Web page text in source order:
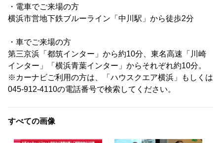
・電車でご来場の方
横浜市営地下鉄ブルーライン「中川駅」から徒歩2分
・車でご来場の方
第三京浜「都筑インター」から約10分、東名高速「川崎
インター」「横浜青葉インター」からそれぞれ約10分。
※カーナビご利用の方は、「ハウスクエア横浜」もしくは
045-912-4110の電話番号で検索してください。
すべての画像